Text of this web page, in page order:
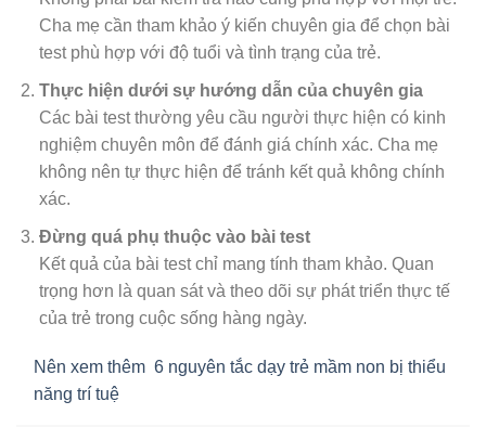
Cha mẹ cần tham khảo ý kiến chuyên gia để chọn bài
test phù hợp với độ tuổi và tình trạng của trẻ.
Thực hiện dưới sự hướng dẫn của chuyên gia
Các bài test thường yêu cầu người thực hiện có kinh
nghiệm chuyên môn để đánh giá chính xác. Cha mẹ
không nên tự thực hiện để tránh kết quả không chính
xác.
Đừng quá phụ thuộc vào bài test
Kết quả của bài test chỉ mang tính tham khảo. Quan
trọng hơn là quan sát và theo dõi sự phát triển thực tế
của trẻ trong cuộc sống hàng ngày.
Nên xem thêm 6 nguyên tắc dạy trẻ mầm non bị thiểu
năng trí tuệ